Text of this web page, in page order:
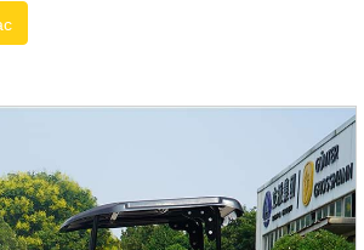
включая:Горные работы:
больших объемов руды и грунта,
и строительство
как небоскребы, мосты и
строительство: Проведение
работ и подземных раскопок,
в перемещении больших